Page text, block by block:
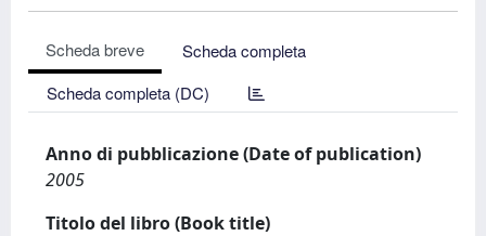
Scheda breve
Scheda completa
Scheda completa (DC)
Anno di pubblicazione (Date of publication)
2005
Titolo del libro (Book title)